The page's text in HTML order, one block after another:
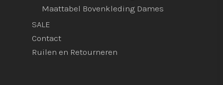
Maattabel Bovenkleding Dames
SALE
Contact
Ruilen en Retourneren